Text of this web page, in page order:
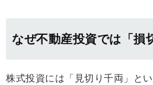
なぜ不動産投資では「損
株式投資には「見切り千両」と